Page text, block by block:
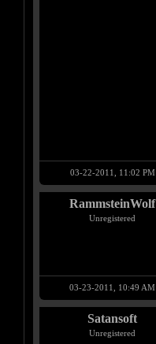
03-22-2011, 11:02 PM
RammsteinWolf
Unregistered
03-23-2011, 10:49 AM
Satansoft
Unregistered